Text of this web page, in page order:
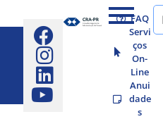
FAQ
Servi
ços
On-
Line
Anui
dade
s